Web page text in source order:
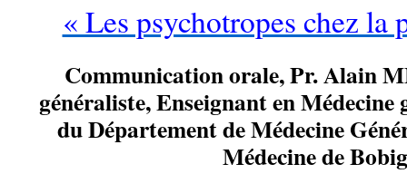
« Les psychotropes chez la
Communication orale, Pr.Alain
généraliste, Enseignant en Médecine
du Département de Médecine
Médecine de